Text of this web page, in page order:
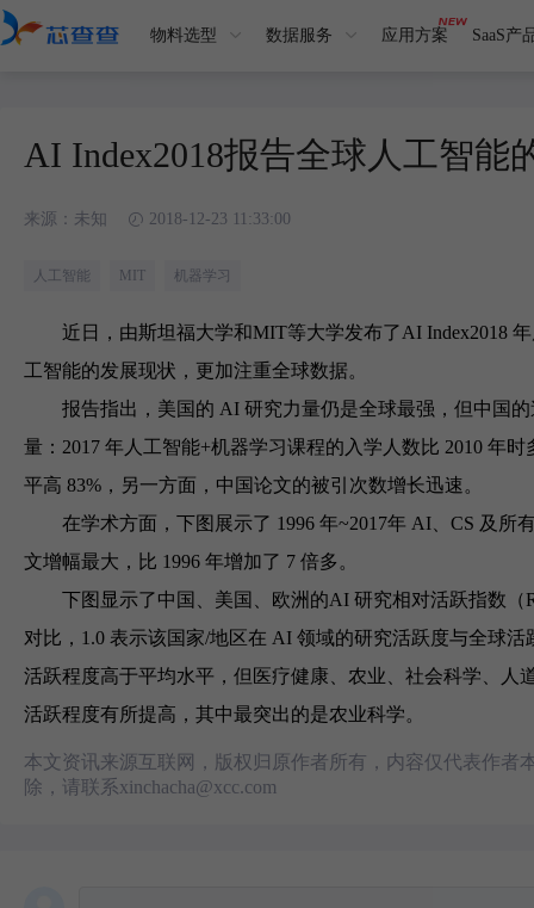
物料选型 数据服务 应用方案 SaaS产
AI Index2018报告全球人工智能
来源： 未知 2018-12-23 11:33:00
人工智能 MIT 机器学习
近日，由斯坦福大学和MIT等大学发布了AI Index2018
工智能的发展现状，更加注重全球数据。
报告指出，美国的 AI 研究力量仍是全球最强，但中国
量：2017 年人工智能+机器学习课程的入学人数比 2010 年
平高 83%，另一方面，中国论文的被引次数增长迅速。
在学术方面，下图展示了 1996 年~2017年 AI、CS 及
文增幅最大，比 1996 年增加了 7 倍多。
下图显示了中国、美国、欧洲的AI 研究相对活跃指数
对比，1.0 表示该国家/地区在 AI 领域的研究活跃度与全球
活跃程度高于平均水平，但医疗健康、农业、社会科学、人
活跃程度有所提高，其中最突出的是农业科学。
本文资讯来源互联网，版权归原作者所有，内容仅代表作
除，请联系xinchacha@xcc.com